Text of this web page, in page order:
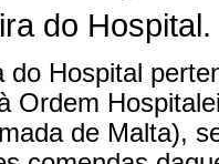
do Hospital.
do Hospital
Ordem
de Malta),